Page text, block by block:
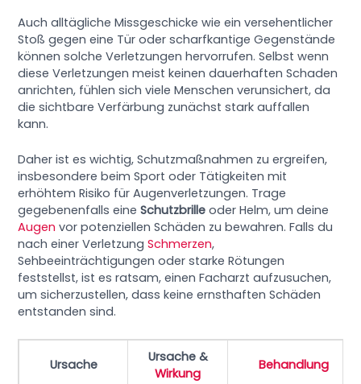
Auch alltägliche Missgeschicke wie ein versehentlicher
Stoß gegen eine Tür oder scharfkantige Gegenstände
können solche Verletzungen hervorrufen. Selbst wenn
diese Verletzungen meist keinen dauerhaften Schaden
anrichten, fühlen sich viele Menschen verunsichert, da
die sichtbare Verfärbung zunächst stark auffallen
kann.
Daher ist es wichtig, Schutzmaßnahmen zu ergreifen,
insbesondere beim Sport oder Tätigkeiten mit
erhöhtem Risiko für Augenverletzungen. Trage
gegebenenfalls eineSchutzbrille oder Helm, um deine
Augen vor potenziellen Schäden zu bewahren. Falls du
nach einer VerletzungSchmerzen,
Sehbeeinträchtigungen oder starke Rötungen
feststellst, ist es ratsam, einen Facharzt aufzusuchen,
um sicherzustellen, dass keine ernsthaften Schäden
entstanden sind.
Ursache
Ursache &
Wirkung
Behandlung